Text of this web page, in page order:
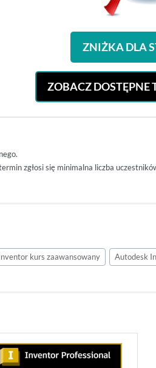
ZNIŻKA DLA
ZOBACZ DOSTĘPNE
zgłosi się minimalna liczba
kurs zaawansowany Autodesk